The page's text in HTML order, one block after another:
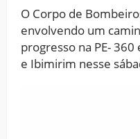
O Corpo de
envolvendo um
progresso na PE-
e Ibimirim nesse